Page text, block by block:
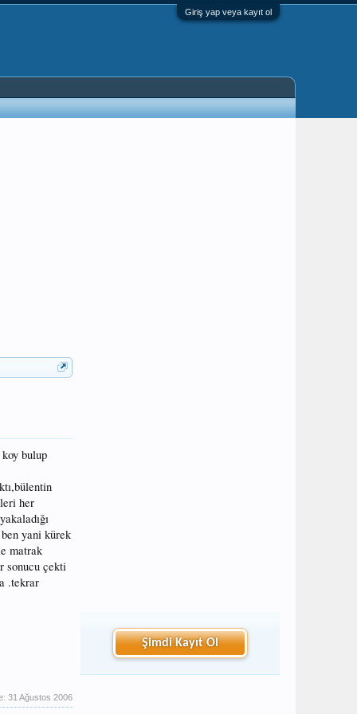
Giriş yap veya kayıt ol
bulup
her
yani kürek
matrak
sonucu çekti
.tekrar
31 Ağustos 2006
Şimdi Kayıt Ol